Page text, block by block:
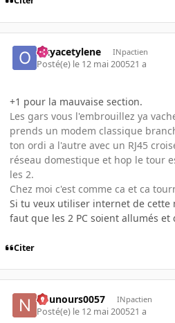
Oxyacetylene INpactien
Posté(e) le 12 mai 200521 a
+1 pour la mauvaise section.
Les gars vous l'embrouillez ya
prends un modem classique
ton ordi a l'autre avec un RJ45
réseau domestique et hop le tour
les 2.
Chez moi c'est comme ca et ca
Si tu veux utiliser internet de cette
faut que les 2 PC soient allumés
Citer
nounours0057 INpactien
Posté(e) le 12 mai 200521 a